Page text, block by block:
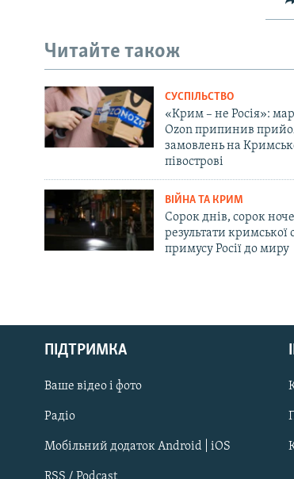
Русский
Qırımtatar
ДОЛУЧАЙСЯ!
Читайте також
СУСПІЛЬСТВО
«Крим – не Росія»:
Ozon припинив
замовлень на
півострові
ВІЙНА ТА КРИМ
Сорок днів, сорок
результати кримської
примусу Росії до миру
ПІДТРИМКА
Ваше відео і фото
Радіо
Мобільний додаток Android | iOS
RSS / Podcast